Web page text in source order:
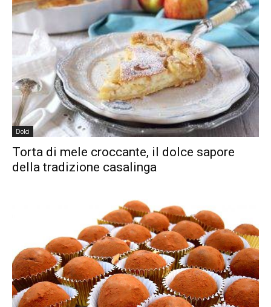
Dolci
Torta di mele croccante, il dolce sapore
della tradizione casalinga